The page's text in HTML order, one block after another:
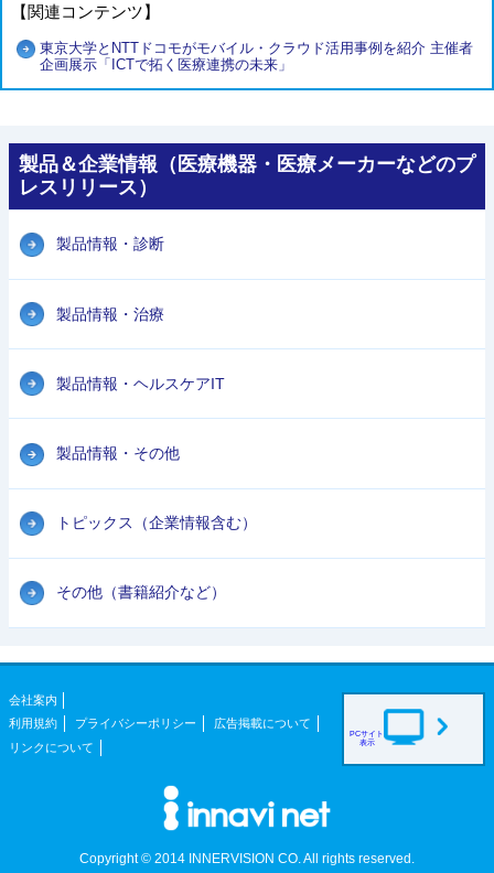
【関連コンテンツ】
東京大学とNTTドコモがモバイル・クラウド活用事例を紹介 主催者
企画展示「ICTで拓く医療連携の未来」
製品＆企業情報（医療機器・医療メーカーなどのプ
レスリリース）
製品情報・診断
製品情報・治療
製品情報・ヘルスケアIT
製品情報・その他
トピックス（企業情報含む）
その他（書籍紹介など）
会社案内
利用規約
プライバシーポリシー
広告掲載について
リンクについて
PCサイト
表示
Copyright © 2014 INNERVISION CO. All rights reserved.